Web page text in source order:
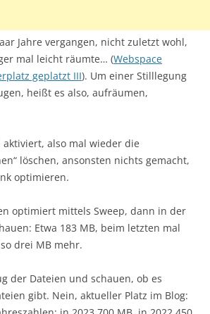
Jahre vergangen, nicht zuletzt wohl,
mal leicht räumte… (Webspace
geplatzt III). Um einer Stilllegung
heißt es also, aufräumen,
aktiviert, also mal wieder die
löschen, ansonsten nichts gemacht,
optimieren.
optimiert mittels Sweep, dann in der
Etwa 183 MB, beim letzten mal
drei MB mehr.
der Dateien und schauen, ob es
gibt. Nein, aktueller Platz im Blog: